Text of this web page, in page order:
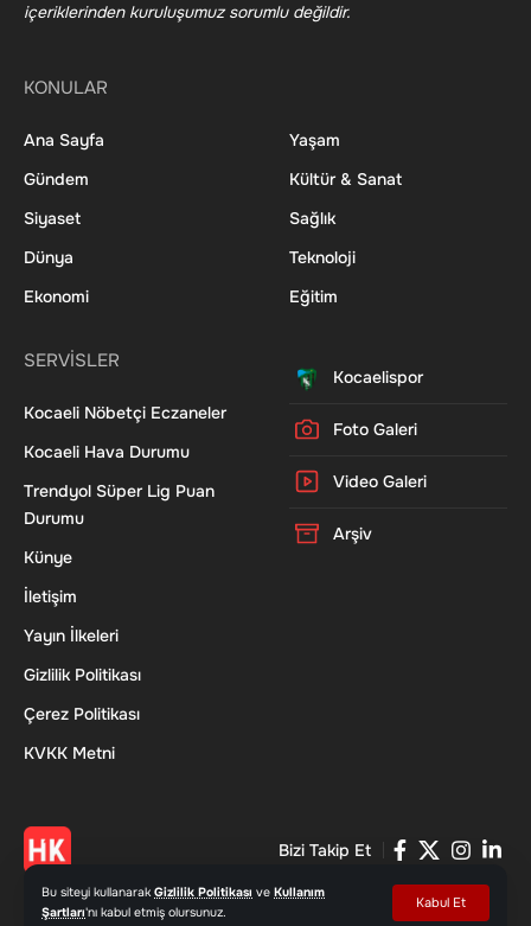
Bu siteyi kullanarakGizlilik Politikası ve Kullanım
Şartları'nı kabul etmiş olursunuz.
Kabul Et
içeriklerinden kuruluşumuz sorumlu değildir.
KONULAR
Ana Sayfa
Gündem
Siyaset
Dünya
Ekonomi
Yaşam
Kültür & Sanat
Sağlık
Teknoloji
Eğitim
SERVİSLER
Kocaeli Nöbetçi Eczaneler
Kocaeli Hava Durumu
Trendyol Süper Lig Puan
Durumu
Künye
İletişim
Yayın İlkeleri
Gizlilik Politikası
Çerez Politikası
KVKK Metni
Kocaelispor
Foto Galeri
Video Galeri
Arşiv
Bizi Takip Et
© 2026 Haber Kocaeli - www.haberkocaeli.com | Tüm Hakları Saklıdır